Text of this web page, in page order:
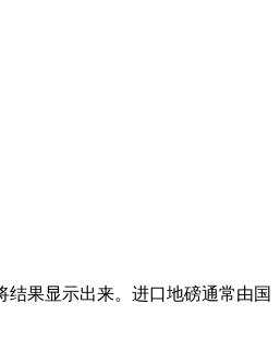
果显示出来。进口地磅通常由国